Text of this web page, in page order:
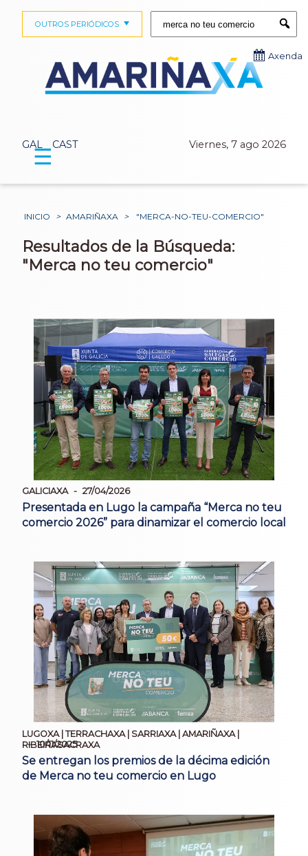
GAL CAST Viernes, 7 ago 2026
OUTROS PERIÓDICOS
Axenda
☰
INICIO > AMARIÑAXA > "MERCA-NO-TEU-COMERCIO"
Resultados de la Búsqueda:
"Merca no teu comercio"
GALICIAXA 27/04/2026
Presentada en Lugo la campaña “Merca no teu
comercio 2026” para dinamizar el comercio local
LUGOXA | TERRACHAXA | SARRIAXA | AMARIÑAXA |
RIBEIRASACRAXA
10/11/2025
Se entregan los premios de la décima edición
de Merca no teu comercio en Lugo